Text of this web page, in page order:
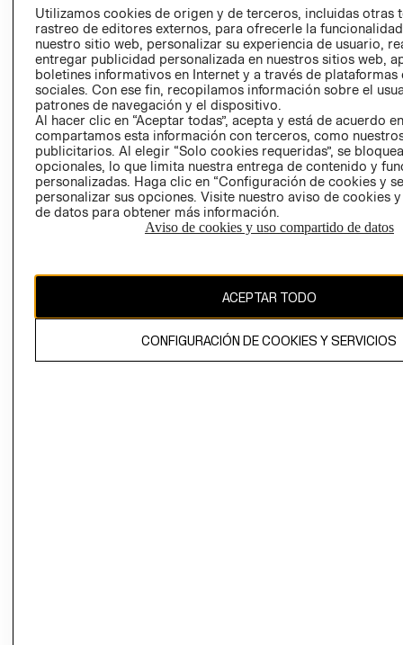
EMPRESARIAL
CONDICIONES
AVISO DE
PRIVACIDAD
GIFT CARD
COOKIES
CAMBIAR REGIÓN
El contenido de esta página web está protegido por copyright y es
Utilizamos cookies de origen y de terceros, incluidas otras
rastreo de editores externos, para ofrecerle la
nuestro sitio web, personalizar su experiencia de usuario,
entregar publicidad personalizada en nuestros sitios web,
boletines informativos en Internet y a través de plataformas
sociales. Con ese fin, recopilamos información sobre el
patrones de navegación y el dispositivo.
Al hacer clic en “Aceptar todas”, acepta y está de acuerdo
compartamos esta información con terceros, como
publicitarios. Al elegir “Solo cookies requeridas”, se
opcionales, lo que limita nuestra entrega de contenido y
personalizadas. Haga clic en “Configuración de cookies y
personalizar sus opciones. Visite nuestro aviso de cookies
de datos para obtener más información.
Aviso de cookies y uso compartido de datos
ACEPTAR TODO
CONFIGURACIÓN DE COOKIES Y SERVICIOS